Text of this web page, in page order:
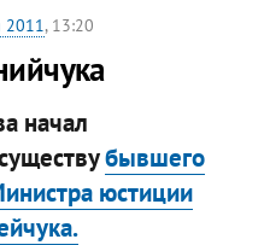
2011, 13:20
начал
бывшего
юстиции